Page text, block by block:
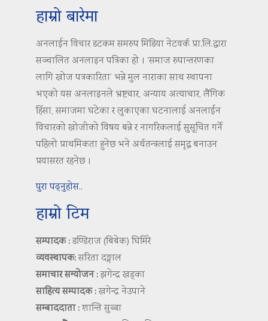
हाम्रो बारेमा
अनलाईन विचार डटकम समरुप मिडिया नेटवर्क प्रा.लि.द्वारा
सञ्चालित अनलाइन पत्रिका हो । ‘समाज रुपान्तरणका
लागि खोज पत्रकारिता’ भन्ने मुल नाराका साथ स्थापना
भएको यस अनलाइनले भ्रष्टचार, अन्याय अत्याचार, लैंगिक
हिंसा, समाजमा घटेका र लुकाएका घटनालाई अनलाईन
विचारको खोजीको विषय बन्ने र नागरिकलाई सुसूचित गर्ने
पहिलो प्राथमिकता हुनेछ भने अर्थतन्त्रलाई समृद्ध बनाउन
प्रयासरत रहनेछ ।
पुरा पढ्नुहोस..
हाम्रो टिम
सम्पादक :डण्डिराज (बिबेक) घिमिरे
व्यवस्थापक:सरिता दङ्गाल
समाचार सम्योजन :झगेन्द्र खड्का
साहित्य सम्पादक :खगेन्द्र नेउपाने
सम्बाददाता :शान्ति सुब्बा